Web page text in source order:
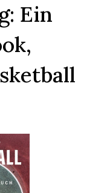
Ein